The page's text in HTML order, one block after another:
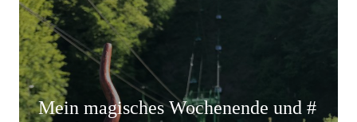
Mein magisches Wochenende und #